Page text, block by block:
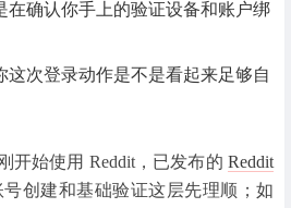
在确认你手上的验证设备和账户绑
这次登录动作是不是看起来足够自
开始使用 Reddit，已发布的 Reddit
创建和基础验证这层先理顺；如